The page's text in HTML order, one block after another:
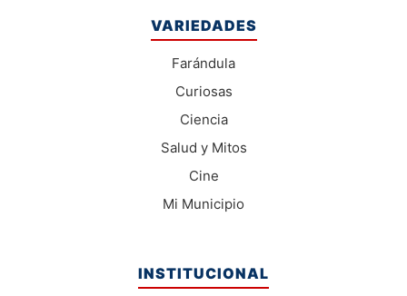
VARIEDADES
Farándula
Curiosas
Ciencia
Salud y Mitos
Cine
Mi Municipio
INSTITUCIONAL